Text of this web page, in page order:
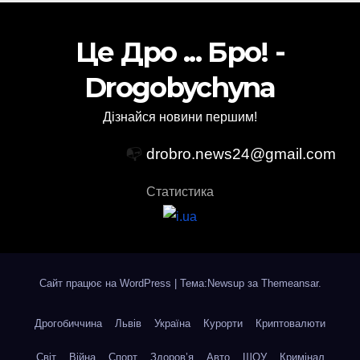
Це Дро ... Бро! -
Drogobychyna
Дізнайся новини першим!
📭 drobro.news24@gmail.com
Статистика
Сайт працює на WordPress | Тема:Newsup за Themeansar.
Дрогобиччина Львів Україна Курорти Криптовалюти
Світ Війна Спорт Здоров’я Авто ШОУ Кримінал